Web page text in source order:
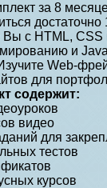
за 8
достаточно
Вы с HTML, CSS
и
Web-
для
содержит:
видео
для
тестов
курсов